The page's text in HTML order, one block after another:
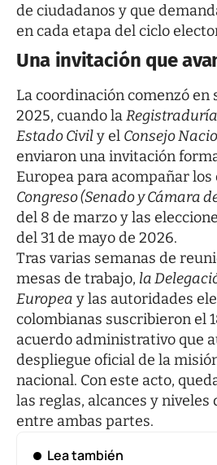
de ciudadanos y que
en cada etapa del ciclo
Una invitación que
La coordinación comenzó en
2025, cuando la
Estado Civily el Consejo
enviaron una invitación
Europea para acompañar
Congreso (Senado y Cámara
del 8 de marzo y las
del 31 de mayo de 2026.
Tras varias semanas de
mesas de trabajo, la
Europea y las autoridades
colombianas suscribieron el
acuerdo administrativo que
despliegue oficial de la
nacional. Con este acto,
las reglas, alcances y niveles
entre ambas partes.
Lea también